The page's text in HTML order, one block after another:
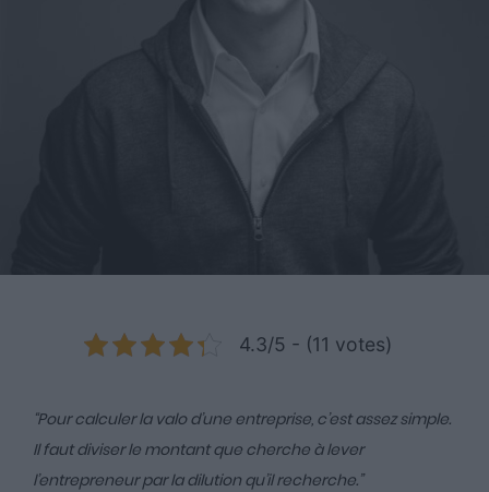
la plateforme qui démocratise l’investissement en private
equity et en dette privée.
4.3/5 - (11 votes)
“Pour calculer la valo d’une entreprise, c’est assez simple.
Il faut diviser le montant que cherche à lever
l’entrepreneur par la dilution qu’il recherche.”